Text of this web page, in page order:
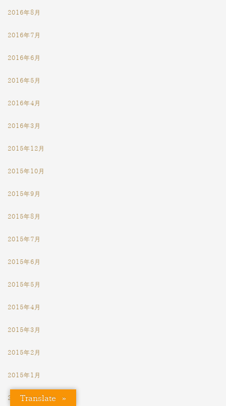
2016年8月
2016年7月
2016年6月
2016年5月
2016年4月
2016年3月
2015年12月
2015年10月
2015年9月
2015年8月
2015年7月
2015年6月
2015年5月
2015年4月
2015年3月
2015年2月
2015年1月
2014年12月
Translate »